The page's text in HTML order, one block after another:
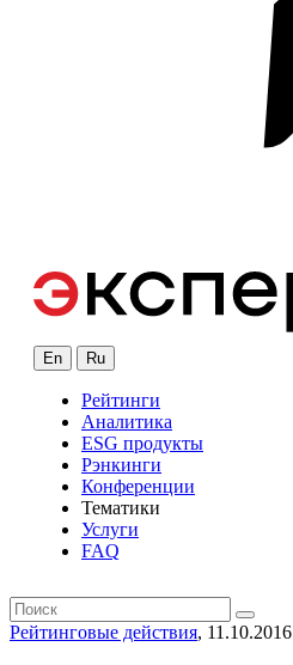
En Ru
Рейтинги
Аналитика
ESG продукты
Рэнкинги
Конференции
Тематики
Услуги
FAQ
Рейтинговые действия, 11.10.2016